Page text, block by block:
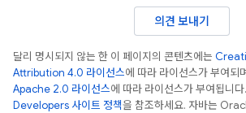
의견 보내기
달리 명시되지 않는 한 이 페이지의 콘텐츠에는
Attribution 4.0 라이선스에 따라 라이선스가 부여되
Apache 2.0 라이선스에 따라 라이선스가 부여됩니
Developers 사이트 정책을 참조하세요. 자바는